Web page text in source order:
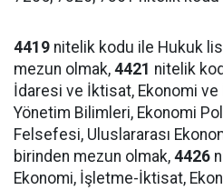
4419 nitelik kodu ile Hukuk
mezun olmak, 4421 nitelik
İdaresi ve İktisat, Ekonomi ve
Yönetim Bilimleri, Ekonomi
Felsefesi, Uluslararası
birinden mezun olmak, 4426
Ekonomi, İşletme-İktisat,